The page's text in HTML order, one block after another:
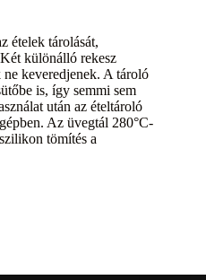
ételek tárolását,
különálló rekesz
keveredjenek. A tároló
is, így semmi sem
után az ételtároló
Az üvegtál 280°C-
tömítés a